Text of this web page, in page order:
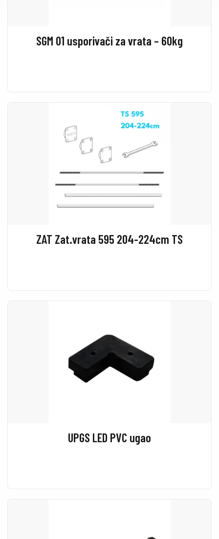
SGM 01 usporivači za vrata – 60kg
ZAT Zat.vrata 595 204-224cm TS
UPGS LED PVC ugao